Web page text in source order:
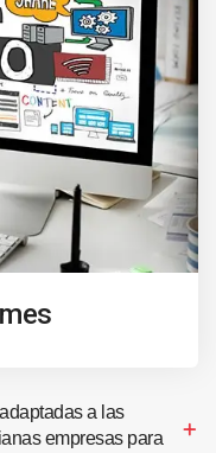
a las
empresas para